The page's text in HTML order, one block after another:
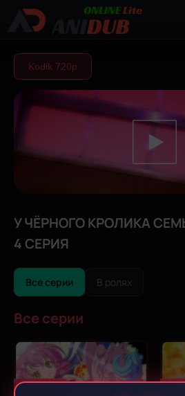
Kodik 720р
У ЧЁРНОГО КРОЛИКА
4 СЕРИЯ
Все серии В ролях
Все серии